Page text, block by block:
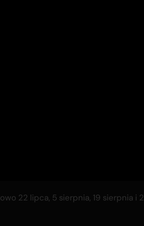
22 lipca, 5 sierpnia, 19 sierpnia i 2